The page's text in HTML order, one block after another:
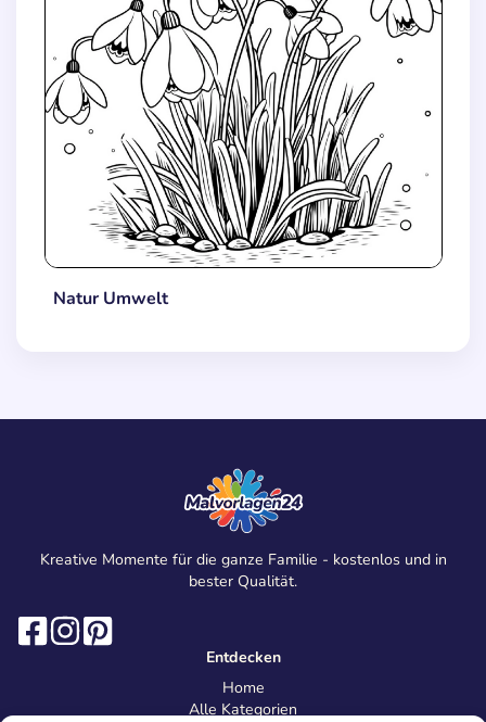
Natur Umwelt
Kreative Momente für die ganze Familie - kostenlos und in
bester Qualität.
Entdecken
Home
Alle Kategorien